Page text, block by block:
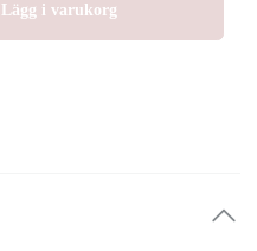
Lägg i varukorg